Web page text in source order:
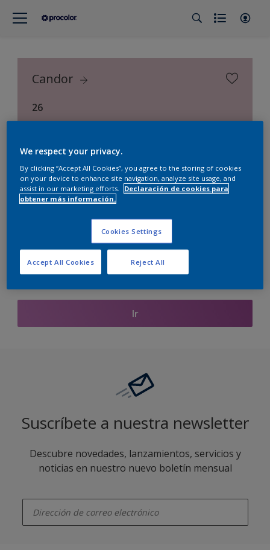
Candor
26
Procolor Selección (Procolor Interior)
Encontrar productos de este color
Ir
Suscríbete a nuestra newsletter
Descubre novedades, lanzamientos, servicios y
noticias en nuestro nuevo boletín mensual
We respect your privacy.
By clicking “Accept All Cookies”, you agree to the storing of cookies
on your device to enhance site navigation, analyze site usage, and
assist in our marketing efforts.
Declaración de cookies para
obtener más información.
Cookies Settings
Reject All
Accept All Cookies